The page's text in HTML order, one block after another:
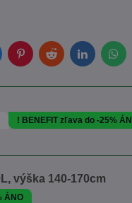
PinterestRedditLinkedIn
! BENEFIT zľava do -25%
výška 140-170cm
ÁNO